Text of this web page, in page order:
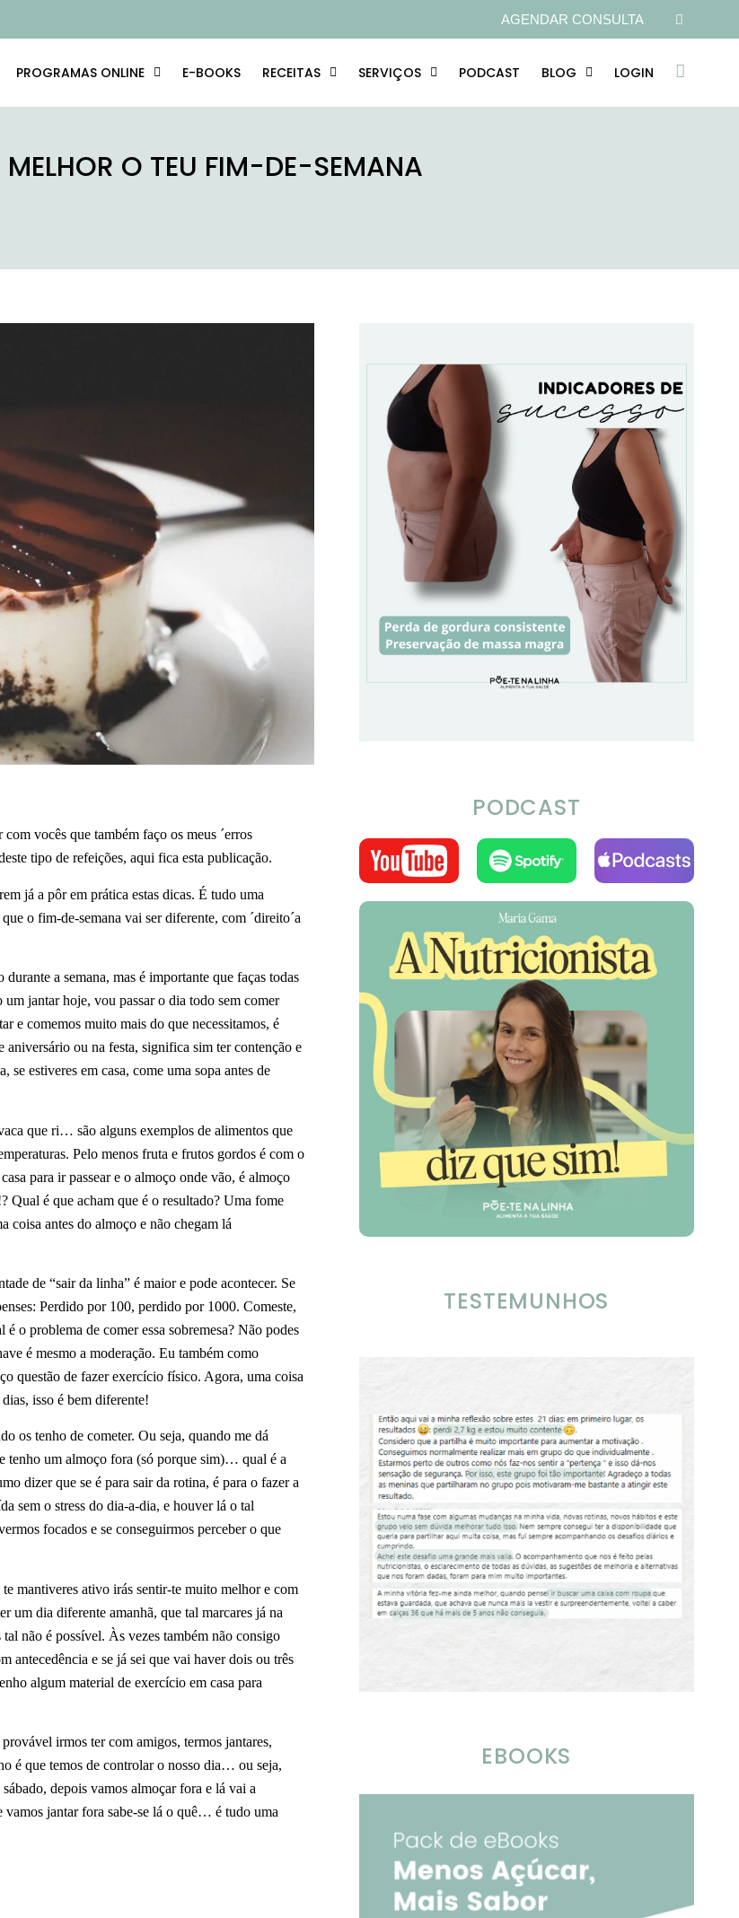
AGENDAR CONSULTA
PROGRAMAS ONLINE E-BOOKS RECEITAS SERVIÇOS PODCAST BLOG LOGIN
O TEU FIM-DE-SEMANA
vocês que também faço os meus ´erros
tipo de refeições, aqui fica esta publicação.
já a pôr em prática estas dicas. É tudo uma
o fim-de-semana vai ser diferente, com ´direito´a
a semana, mas é importante que faças todas
jantar hoje, vou passar o dia todo sem comer
e comemos muito mais do que necessitamos, é
ou na festa, significa sim ter contenção e
estiveres em casa, come uma sopa antes de
que ri… são alguns exemplos de alimentos que
Pelo menos fruta e frutos gordos é com o
para ir passear e o almoço onde vão, é almoço
Qual é que acham que é o resultado? Uma fome
coisa antes do almoço e não chegam lá
de “sair da linha” é maior e pode acontecer. Se
Perdido por 100, perdido por 1000. Comeste,
o problema de comer essa sobremesa? Não podes
é mesmo a moderação. Eu também como
questão de fazer exercício físico. Agora, uma coisa
isso é bem diferente!
os tenho de cometer. Ou seja, quando me dá
tenho um almoço fora (só porque sim)… qual é a
dizer que se é para sair da rotina, é para o fazer a
sem o stress do dia-a-dia, e houver lá o tal
focados e se conseguirmos perceber o que
te mantiveres ativo irás sentir-te muito melhor e com
um dia diferente amanhã, que tal marcares já na
não é possível. Às vezes também não consigo
antecedência e se já sei que vai haver dois ou três
algum material de exercício em casa para
irmos ter com amigos, termos jantares,
é que temos de controlar o nosso dia… ou seja,
depois vamos almoçar fora e lá vai a
vamos jantar fora sabe-se lá o quê… é tudo uma
PODCAST
TESTEMUNHOS
EBOOKS